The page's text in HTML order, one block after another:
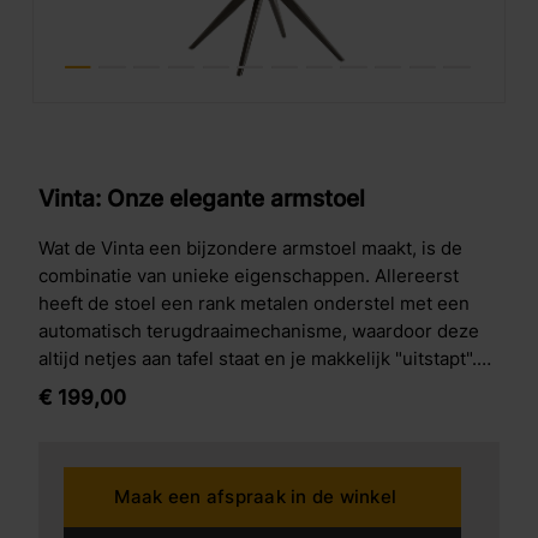
Vinta: Onze elegante armstoel
Wat de Vinta een bijzondere armstoel maakt, is de
combinatie van unieke eigenschappen. Allereerst
heeft de stoel een rank metalen onderstel met een
automatisch terugdraaimechanisme, waardoor deze
altijd netjes aan tafel staat en je makkelijk "uitstapt".
Een ander leuk detail is dat de stoel verkrijgbaar is in
3 kleurtjes in de prachtige boucléstof rhythm.
€ 199,00
Maak een afspraak in de winkel